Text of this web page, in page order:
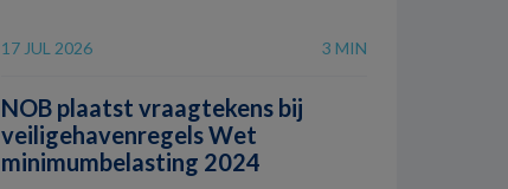
17 JUL 2026 3 MIN
NOB plaatst vraagtekens bij
veiligehavenregels Wet
minimumbelasting 2024